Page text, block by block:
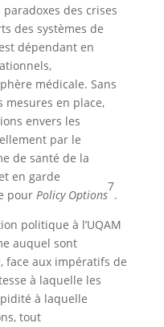
des crises
des systèmes de
dépendant en
médicale. Sans
mesures en place,
envers les
par le
de santé de la
en garde
pour Policy Options
7
.
politique à l’UQAM
auquel sont
face aux impératifs de
à laquelle les
à laquelle
tout